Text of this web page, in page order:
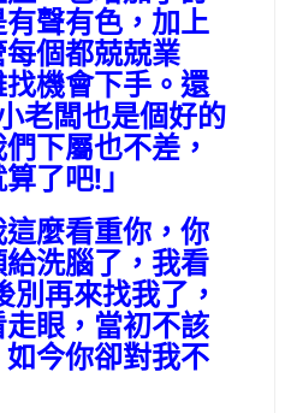
聲有色，加上
個都兢兢業
機會下手。還
老闆也是個好的
下屬也不差，
了吧!」
這麼看重你，你
洗腦了，我看
再來找我了，
眼，當初不該
今你卻對我不